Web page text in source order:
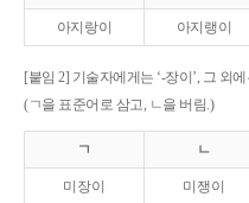
아지랑이 아지랭이
[붙임 2] 기술자에게는 ‘-장이’, 그 외
(ㄱ을 표준어로 삼고, ㄴ을 버림.)
ㄱ ㄴ
미장이 미쟁이